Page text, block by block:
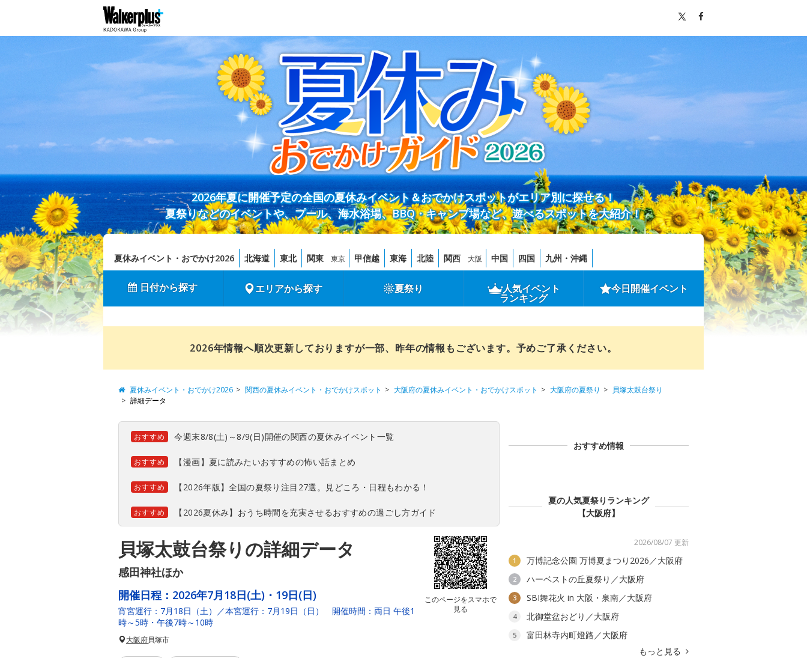
2026年夏に開催予定の全国の夏休みイベント＆おでかけスポットがエリア別に探せる！
夏祭りなどのイベントや、プール、海水浴場、BBQ・キャンプ場など、遊べるスポットを大紹介！
夏休みイベント・おでかけ2026 北海道 東北 関東 東京 甲信越 東海 北陸 関西 大阪 中国 四国 九州・沖縄
日付から探す エリアから探す 夏祭り 人気イベント
ランキング
今日開催イベント
2026年情報へ順次更新しておりますが一部、昨年の情報もございます。予めご了承ください。
夏休みイベント・おでかけ2026 関西の夏休みイベント・おでかけスポット 大阪府の夏休みイベント・おでかけスポット 大阪府の夏祭り
貝塚太鼓台祭り
詳細データ
おすすめ 今週末8/8(土)～8/9(日)開催の関西の夏休みイベント一覧
おすすめ 【漫画】夏に読みたいおすすめの怖い話まとめ
おすすめ 【2026年版】全国の夏祭り注目27選。見どころ・日程もわかる！
おすすめ 【2026夏休み】おうち時間を充実させるおすすめの過ごし方ガイド
貝塚太鼓台祭りの詳細データ
感田神社ほか
このページをスマホで
見る
開催日程： 2026年7月18日(土)・19日(日)
宵宮運行：7月18日（土）／本宮運行：7月19日（日） 開催時間：両日 午後1
時～5時・午後7時～10時
大阪府貝塚市
おすすめ情報
夏の人気夏祭りランキング
【大阪府】
2026/08/07 更新
1 万博記念公園 万博夏まつり2026／大阪府
2 ハーベストの丘夏祭り／大阪府
3 SBI舞花火 in 大阪・泉南／大阪府
4 北御堂盆おどり／大阪府
5
富田林寺内町燈路／大阪府
もっと見る